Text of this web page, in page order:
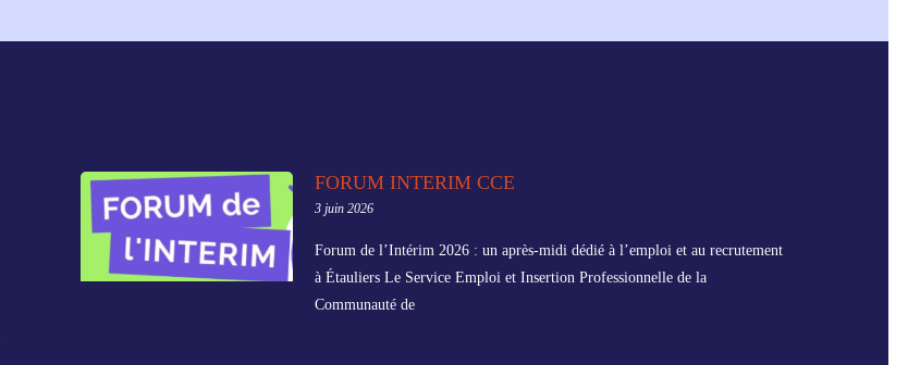
FORUM INTERIM CCE
3 juin 2026
Forum de l’Intérim 2026 : un après-midi dédié à l’emploi et au recrutement
à Étauliers Le Service Emploi et Insertion Professionnelle de la
Communauté de